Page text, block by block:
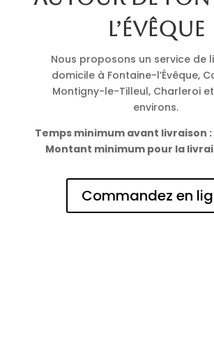
l’Évêque
Nous proposons un service de
domicile à Fontaine-l’Évêque,
Montigny-le-Tilleul, Charleroi
environs.
Temps minimum avant livraison
Montant minimum pour la
Commandez en